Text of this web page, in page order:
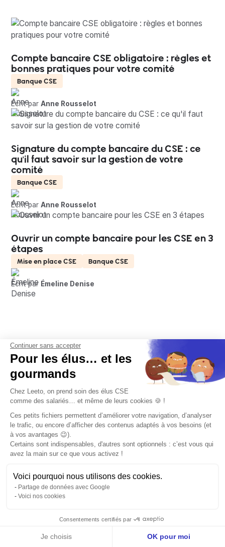
Compte bancaire CSE obligatoire : règles et
bonnes pratiques pour votre comité
Banque CSE
Écrit parAnne Rousselot
Signature du compte bancaire du CSE : ce
qu'il faut savoir sur la gestion de votre
comité
Banque CSE
Écrit parAnne Rousselot
Ouvrir un compte bancaire pour les CSE en 3
étapes
Mise en place CSE Banque CSE
Écrit par Émeline Denise
Nos livres blancs
Kit Budgets CSE
Le guide pour maîtriser tous les budgets du CSE.
Télécharger
Continuer sans accepter
Pour les élus… et les
gourmands
Chez Leeto, on prend soin des élus CSE
comme des salariés… et même de leurs cookies 🍪 !
Ces petits fichiers permettent d’améliorer votre navigation, d’analyser
le trafic, ou encore d’afficher des contenus adaptés à vos besoins (et
à vos avantages 😉).
Certains sont indispensables, d'autres sont optionnels : c’est vous qui
avez la main sur ce que vous activez !
Voici pourquoi nous utilisons des cookies.
Partage de données avec Google
Voici nos cookies
Consentements certifiés par
Je choisis OK pour moi